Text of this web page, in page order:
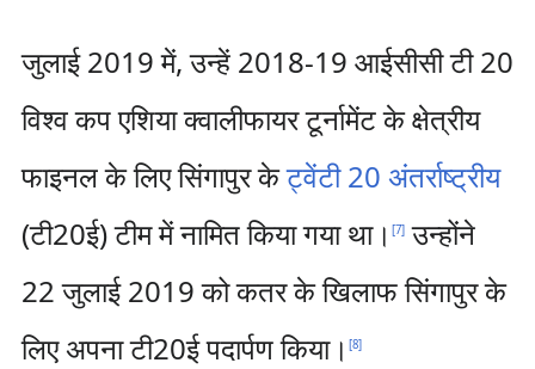
जुलाई 2019 में, उन्हें 2018-19 आईसीसी टी 20
विश्व कप एशिया क्वालीफायर टूर्नामेंट के क्षेत्रीय
फाइनल के लिए सिंगापुर केट्वेंटी 20 अंतर्राष्ट्रीय
(टी20ई) टीम में नामित किया गया था। [7]उन्होंने
22 जुलाई 2019 को कतर के खिलाफ सिंगापुर के
लिए अपना टी20ई पदार्पण किया। [8]